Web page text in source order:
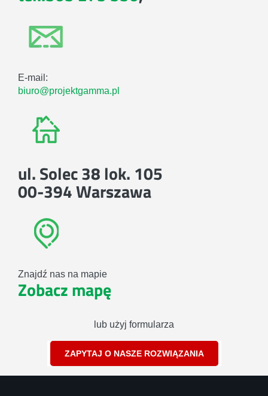
E-mail:
biuro@projektgamma.pl
ul. Solec 38 lok. 105
00-394 Warszawa
Znajdź nas na mapie
Zobacz mapę
lub użyj formularza
ZAPYTAJ O NASZE ROZWIĄZANIA